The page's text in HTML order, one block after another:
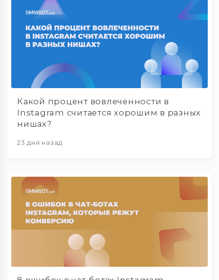
Какой процент вовлеченности в
Instagram считается хорошим в разных
нишах?
23 дня назад